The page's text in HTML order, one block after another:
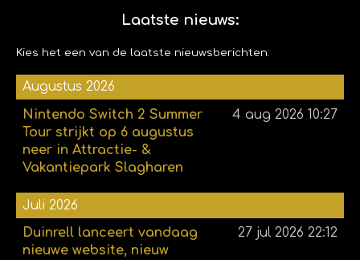
Laatste nieuws:
Kies het een van de laatste nieuwsberichten:
Augustus 2026
Nintendo Switch 2 Summer
Tour strijkt op 6 augustus
neer in Attractie- &
Vakantiepark Slagharen
4 aug 2026 10:27
Juli 2026
Duinrell lanceert vandaag
nieuwe website, nieuw
27 jul 2026 22:12